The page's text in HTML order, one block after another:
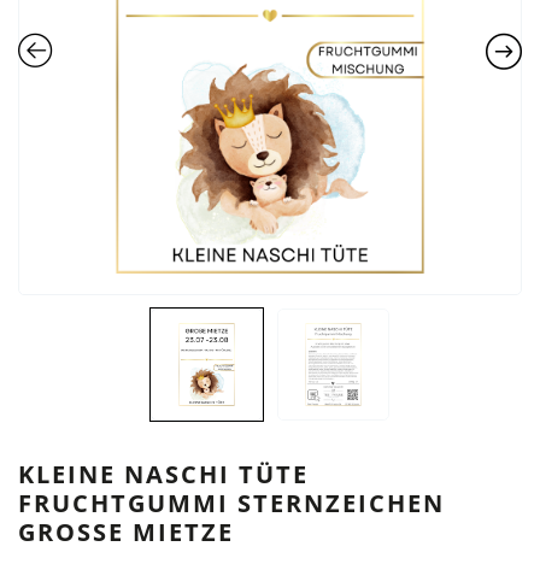
KLEINE NASCHI TÜTE
FRUCHTGUMMI STERNZEICHEN
GROSSE MIETZE